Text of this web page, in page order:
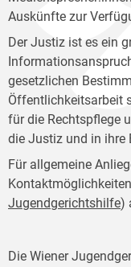
Auskünfte zur
Der Justiz ist es ein
gesetzlichen
Öffentlichkeitsarbeit
für die Rechtspflege
die Justiz und in ihre
Für allgemeine
Jugendgerichtshilfe)
Die Wiener